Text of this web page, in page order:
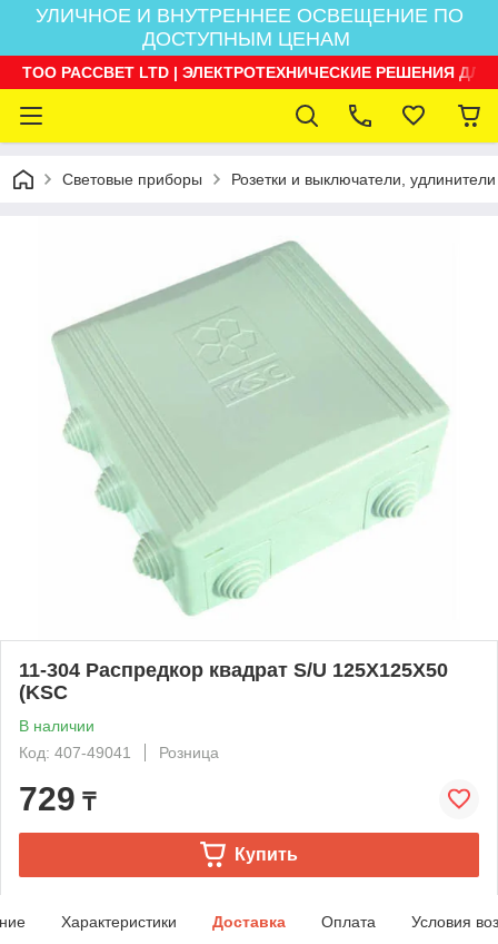
УЛИЧНОЕ И ВНУТРЕННЕЕ ОСВЕЩЕНИЕ ПО
ДОСТУПНЫМ ЦЕНАМ
ТОО РАССВЕТ LTD | ЭЛЕКТРОТЕХНИЧЕСКИЕ РЕШЕНИЯ
Световые приборы Розетки и выключатели, удлинители
11-304 Распредкор квадрат S/U 125X125X50
(KSC
В наличии
Код: 407-49041
Розница
729 ₸
Купить
Характеристики Доставка Оплата Условия